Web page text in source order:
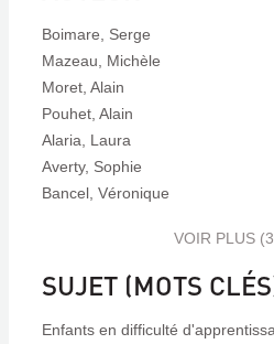
Boimare, Serge
Mazeau, Michèle
Moret, Alain
Pouhet, Alain
Alaria, Laura
Averty, Sophie
Bancel, Véronique
VOIR PLUS
SUJET (MOTS
Enfants en difficulté